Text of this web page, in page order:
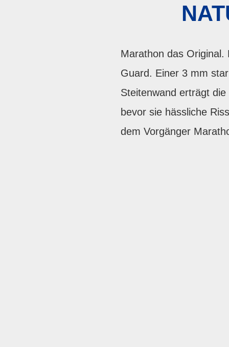
Marathon das Original.
Guard. Einer 3 mm
Steitenwand erträgt
bevor sie hässliche
dem Vorgänger